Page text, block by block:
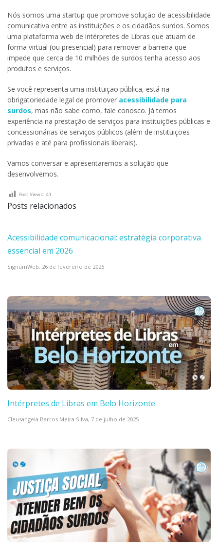
Nós somos uma startup que promove solução de acessibilidade
comunicativa entre as instituições e os cidadãos surdos. Somos
uma plataforma web de intérpretes de Libras que atuam de
forma virtual (ou presencial) para remover a barreira que
impede que cerca de 10 milhões de surdos tenha acesso aos
produtos e serviços.
Se você representa uma instituição pública, está na
obrigatoriedade legal de promover acessibilidade para
surdos, mas não sabe como, fale conosco. Já temos
experiência na prestação de serviços para instituições públicas e
concessionárias de serviços públicos (além de instituições
privadas e até para profissionais liberais).
Vamos conversar e apresentaremos a solução que
desenvolvemos.
Post Views: 41
Posts relacionados
Acessibilidade comunicacional: estratégia corporativa
essencial em 2026
SignumWeb, 26 de fevereiro de 2026
Intérpretes de Libras em Belo Horizonte
Cleusangela Barros Meira Silva, 7 de julho de 2025